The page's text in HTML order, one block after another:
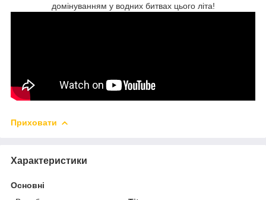
домінуванням у водних битвах цього літа!
Приховати
Характеристики
Основні